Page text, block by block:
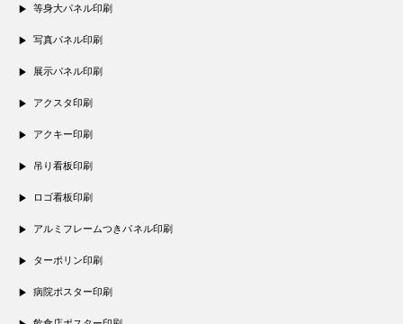
等身大パネル印刷
写真パネル印刷
展示パネル印刷
アクスタ印刷
アクキー印刷
吊り看板印刷
ロゴ看板印刷
アルミフレームつきパネル印刷
ターポリン印刷
病院ポスター印刷